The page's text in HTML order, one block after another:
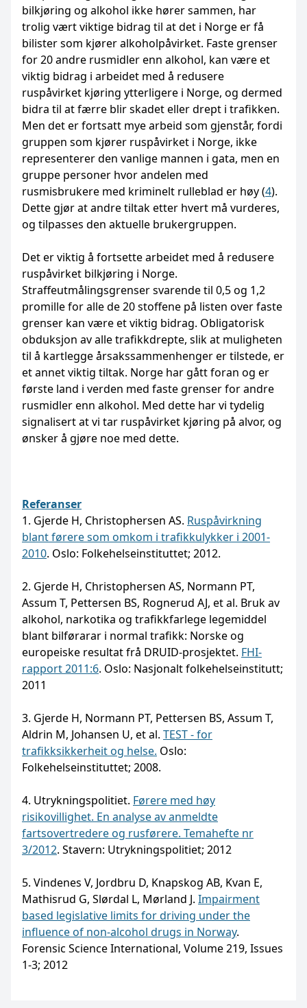
bilkjøring og alkohol ikke hører sammen, har
trolig vært viktige bidrag til at det i Norge er få
bilister som kjører alkoholpåvirket. Faste grenser
for 20 andre rusmidler enn alkohol, kan være et
viktig bidrag i arbeidet med å redusere
ruspåvirket kjøring ytterligere i Norge, og dermed
bidra til at færre blir skadet eller drept i trafikken.
Men det er fortsatt mye arbeid som gjenstår, fordi
gruppen som kjører ruspåvirket i Norge, ikke
representerer den vanlige mannen i gata, men en
gruppe personer hvor andelen med
rusmisbrukere med kriminelt rulleblad er høy (4).
Dette gjør at andre tiltak etter hvert må vurderes,
og tilpasses den aktuelle brukergruppen.
Det er viktig å fortsette arbeidet med å redusere
ruspåvirket bilkjøring i Norge.
Straffeutmålingsgrenser svarende til 0,5 og 1,2
promille for alle de 20 stoffene på listen over faste
grenser kan være et viktig bidrag. Obligatorisk
obduksjon av alle trafikkdrepte, slik at muligheten
til å kartlegge årsakssammenhenger er tilstede, er
et annet viktig tiltak. Norge har gått foran og er
første land i verden med faste grenser for andre
rusmidler enn alkohol. Med dette har vi tydelig
signalisert at vi tar ruspåvirket kjøring på alvor, og
ønsker å gjøre noe med dette.
Referanser
1. Gjerde H, Christophersen AS. Ruspåvirkning
blant førere som omkom i trafikkulykker i 2001-
2010. Oslo: Folkehelseinstituttet; 2012.
2. Gjerde H, Christophersen AS, Normann PT,
Assum T, Pettersen BS, Rognerud AJ, et al. Bruk av
alkohol, narkotika og trafikkfarlege legemiddel
blant bilførarar i normal trafikk: Norske og
europeiske resultat frå DRUID-prosjektet. FHI-
rapport 2011:6. Oslo: Nasjonalt folkehelseinstitutt;
2011
3. Gjerde H, Normann PT, Pettersen BS, Assum T,
Aldrin M, Johansen U, et al. TEST - for
trafikksikkerheit og helse. Oslo:
Folkehelseinstituttet; 2008.
4. Utrykningspolitiet. Førere med høy
risikovillighet. En analyse av anmeldte
fartsovertredere og rusførere. Temahefte nr
3/2012. Stavern: Utrykningspolitiet; 2012
5. Vindenes V, Jordbru D, Knapskog AB, Kvan E,
Mathisrud G, Slørdal L, Mørland J. Impairment
based legislative limits for driving under the
influence of non-alcohol drugs in Norway.
Forensic Science International, Volume 219, Issues
1-3; 2012